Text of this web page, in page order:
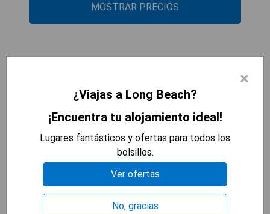
MOSTRAR PRECIOS
×
¿Viajas a Long Beach?
¡Encuentra tu alojamiento ideal!
Lugares fantásticos y ofertas para todos los
bolsillos.
Ver ofertas
No, gracias